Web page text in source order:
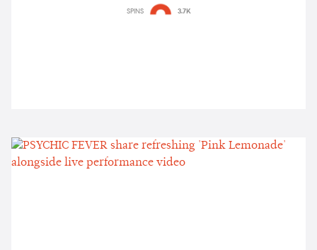
hope our fans can enjoy listening to
SPINS 3.7K